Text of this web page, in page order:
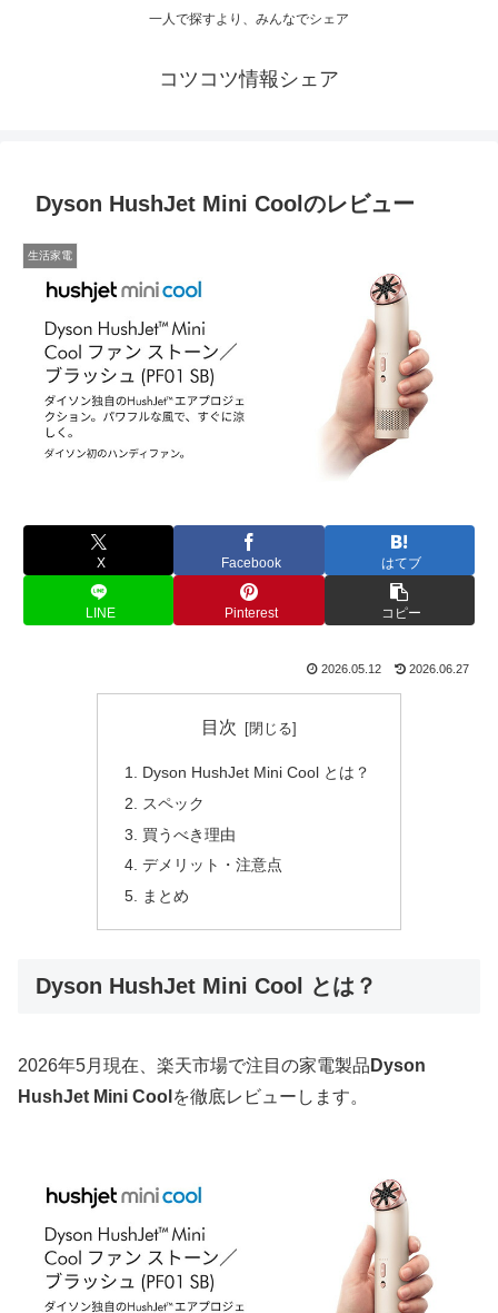
一人で探すより、みんなでシェア
コツコツ情報シェア
Dyson HushJet Mini Coolのレビュー
生活家電
X Facebook はてブ
LINE Pinterest コピー
2026.05.12 2026.06.27
目次
Dyson HushJet Mini Cool とは？
スペック
買うべき理由
デメリット・注意点
まとめ
Dyson HushJet Mini Cool とは？
2026年5月現在、楽天市場で注目の家電製品 Dyson
HushJet Mini Cool を徹底レビューします。